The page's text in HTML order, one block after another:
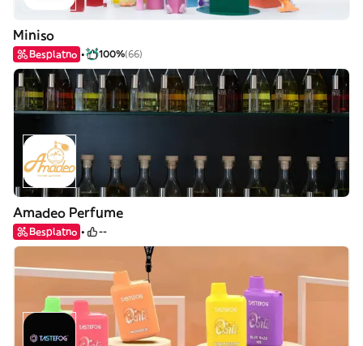
Miniso
Besplatno 100%(66)
Amadeo Perfume
Besplatno --